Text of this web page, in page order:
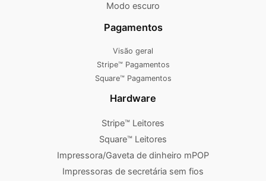
Modo escuro
Pagamentos
Visão geral
Stripe™ Pagamentos
Square™ Pagamentos
Hardware
Stripe™ Leitores
Square™ Leitores
Impressora/Gaveta de dinheiro mPOP
Impressoras de secretária sem fios